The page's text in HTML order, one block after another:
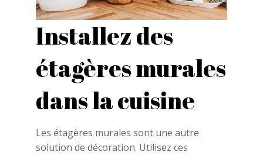
Installez des
étagères murales
dans la cuisine
Les étagères murales sont une autre
solution de décoration. Utilisez ces